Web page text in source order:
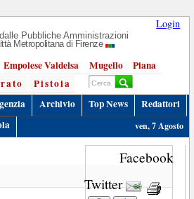
Login
Pubbliche Amministrazioni
Metropolitana di Firenze
Empolese Valdelsa Mugello
Piana
Pistoia
Archivio Top News
Redattori
ven, 7 Agosto
Facebook
Twitter